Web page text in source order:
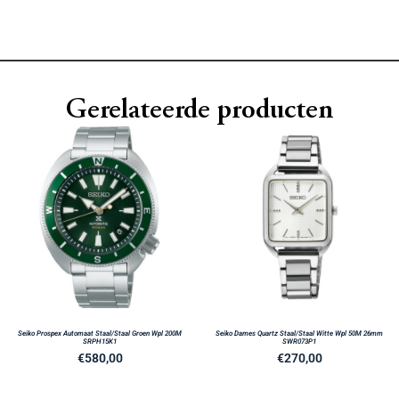
Gerelateerde producten
Seiko Prospex Automaat Staal/Staal Groen Wpl 200M
SRPH15K1
€580,00
Seiko Dames Quartz Staal/Staal Witte Wpl 50M 26mm
SWR073P1
€270,00